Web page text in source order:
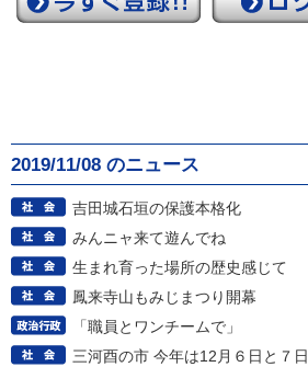
2019/11/08 のニュース
吉田城石垣の保護本格化
みんニャ来て遊んでね
生まれ育った場所の歴史感じて
鳳来寺山もみじまつり開幕
「職員とワンチームで」
三河酉の市 今年は12月６日と７日